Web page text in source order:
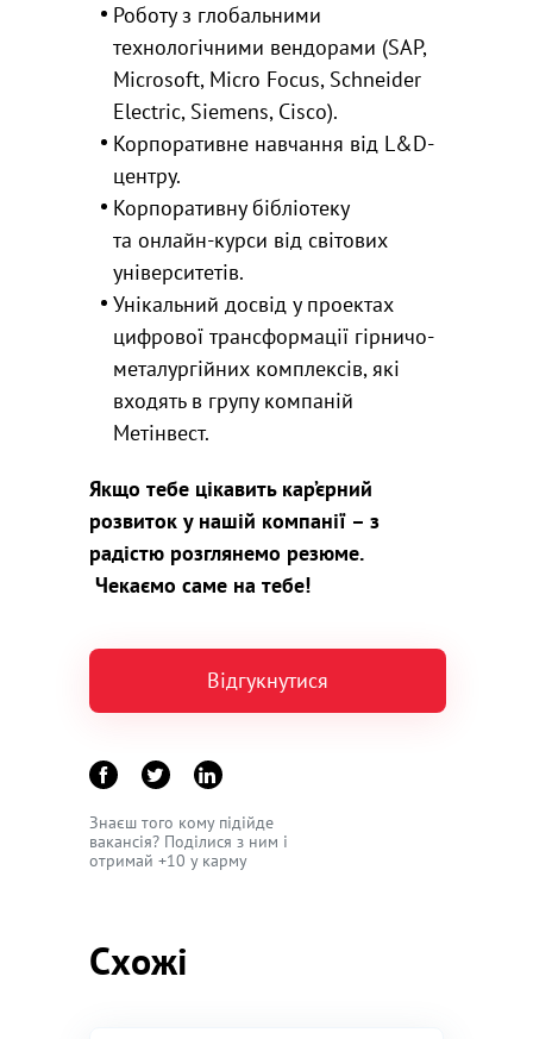
Роботу з глобальними
технологічними вендорами (SAP,
Microsoft, Micro Focus, Schneider
Electric, Siemens, Cisco).
Корпоративне навчання від L&D-
центру.
Корпоративну бібліотеку
та онлайн-курси від світових
університетів.
Унікальний досвід у проектах
цифрової трансформації гірничо-
металургійних комплексів, які
входять в групу компаній
Метінвест.
Якщо тебе цікавить кар’єрний
розвиток у нашій компанії – з
радістю розглянемо резюме.
Чекаємо саме на тебе!
Відгукнутися
Знаєш того кому підійде
вакансія? Поділися з ним і
отримай +10 у карму
Схожі